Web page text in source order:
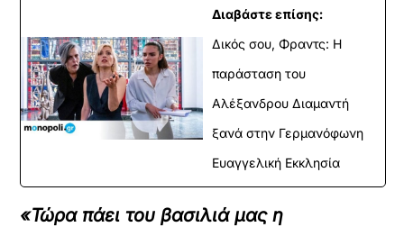
Διαβάστε επίσης:
Δικός σου, Φραντς: Η
παράσταση του
Αλέξανδρου Διαμαντή
ξανά στην Γερμανόφωνη
Ευαγγελική Εκκλησία
«Τώρα πάει του βασιλιά μας η